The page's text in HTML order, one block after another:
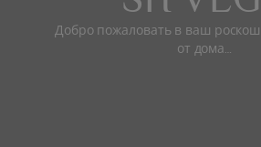
Добро пожаловать в ваш
от дома…